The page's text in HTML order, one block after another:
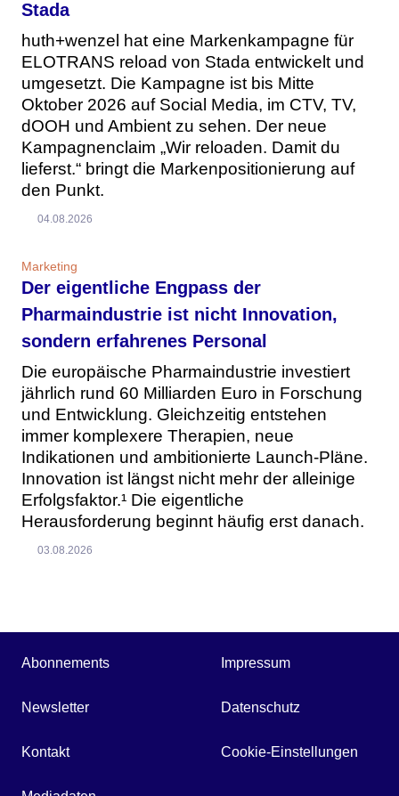
Stada
huth+wenzel hat eine Markenkampagne für
ELOTRANS reload von Stada entwickelt und
umgesetzt. Die Kampagne ist bis Mitte
Oktober 2026 auf Social Media, im CTV, TV,
dOOH und Ambient zu sehen. Der neue
Kampagnenclaim „Wir reloaden. Damit du
lieferst.“ bringt die Markenpositionierung auf
den Punkt.
04.08.2026
Marketing
Der eigentliche Engpass der
Pharmaindustrie ist nicht Innovation,
sondern erfahrenes Personal
Die europäische Pharmaindustrie investiert
jährlich rund 60 Milliarden Euro in Forschung
und Entwicklung. Gleichzeitig entstehen
immer komplexere Therapien, neue
Indikationen und ambitionierte Launch-Pläne.
Innovation ist längst nicht mehr der alleinige
Erfolgsfaktor.¹ Die eigentliche
Herausforderung beginnt häufig erst danach.
03.08.2026
Abonnements
Newsletter
Kontakt
Impressum
Datenschutz
Cookie-Einstellungen